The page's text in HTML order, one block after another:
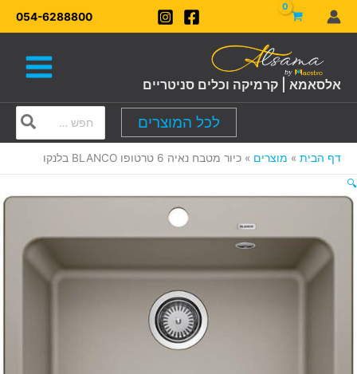
דילוג
לתוכן
054-6288800
אלסאמא | קרמיקה וכלים סניטריים
לכל המוצרים
for:
דף הבית מוצרים
כיור מטבח נאיה 6 טרטופו BLANCO בלנקו
🔍